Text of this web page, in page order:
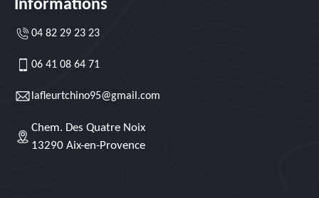
Informations
04 82 29 23 23
06 41 08 64 71
lafleurtchino95@gmail.com
Chem. Des Quatre Noix
13290 Aix-en-Provence